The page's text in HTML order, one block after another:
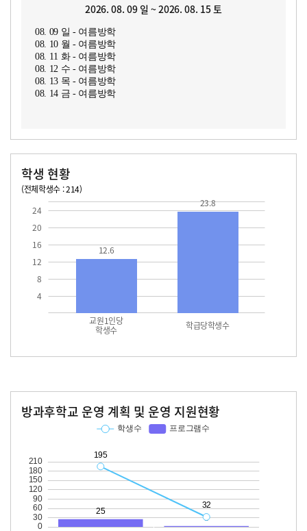
2026. 08. 09 일 ~ 2026. 08. 15 토
08. 09 일 - 여름방학
08. 10 월 - 여름방학
08. 11 화 - 여름방학
08. 12 수 - 여름방학
08. 13 목 - 여름방학
08. 14 금 - 여름방학
학생 현황
(전체학생수 : 214)
4
8
12
16
20
24
교원1인당
학생수 학급당학생수
12.6
23.8
방과후학교 운영 계획 및 운영 지원현황